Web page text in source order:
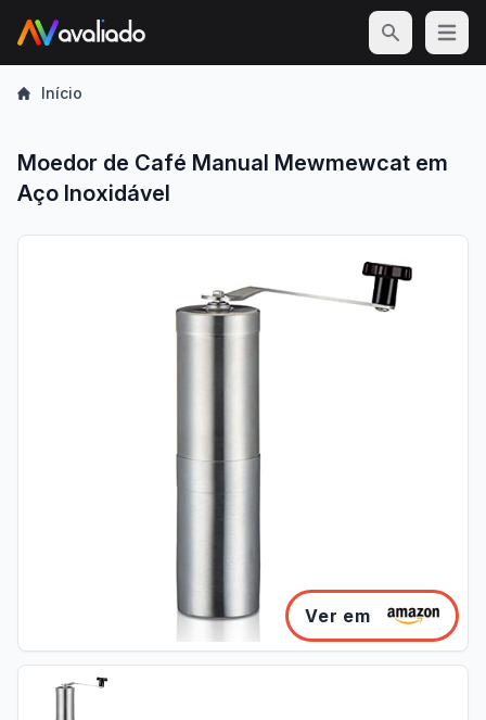
Open
Início
Moedor de Café Manual Mewmewcat em
Aço Inoxidável
Ver em